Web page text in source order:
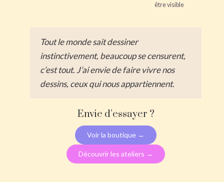
être visible
Tout le monde sait dessiner
instinctivement, beaucoup se censurent,
c’est tout. J’ai envie de faire vivre nos
dessins, ceux qui nous appartiennent.
Envie d’essayer ?
Voir la boutique →
Découvrir les ateliers →